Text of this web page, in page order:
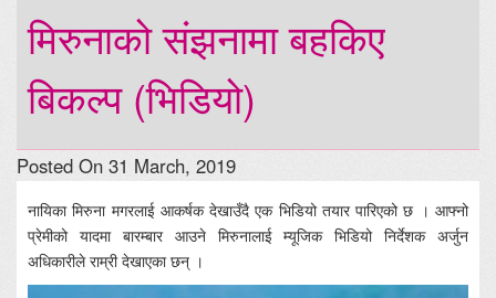
मिरुनाको संझनामा बहकिए
बिकल्प (भिडियो)
Posted On 31 March, 2019
नायिका मिरुना मगरलाई आकर्षक देखाउँदै एक भिडियो तयार पारिएको छ । आफ्नो
प्रेमीको यादमा बारम्बार आउने मिरुनालाई म्यूजिक भिडियो निर्देशक अर्जुन
अधिकारीले राम्री देखाएका छन् ।